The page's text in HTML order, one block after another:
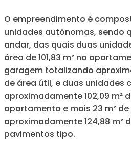
O empreendimento é
unidades autônomas, sendo
andar, das quais duas
área de 101,83 m² no
garagem totalizando
de área útil, e duas unidades
aproximadamente 102,09 m²
apartamento e mais 23 m²
aproximadamente 124,88 m²
pavimentos tipo.